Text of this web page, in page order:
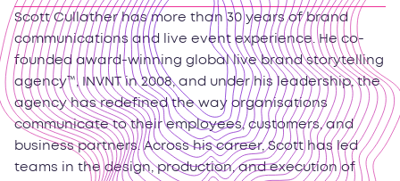
Scott Cullather has more than 30 years of brand
communications and live event experience. He co-
founded award-winning global live brand storytelling
agency™, INVNT in 2008, and under his leadership, the
agency has redefined the way organisations
communicate to their employees, customers, and
business partners. Across his career, Scott has led
teams in the design, production, and execution of